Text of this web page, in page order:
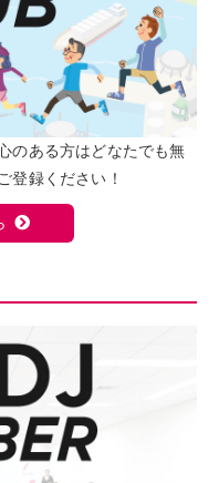
のある方はどなたでも無
登録ください！